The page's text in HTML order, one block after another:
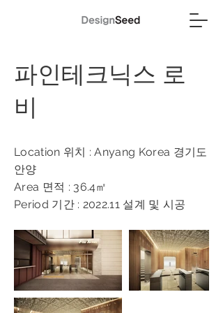
파인테크닉스 로
비
Location 위치 : Anyang Korea 경기도
안양
Area 면적 : 36.4㎡
Period 기간 : 2022.11 설계 및 시공